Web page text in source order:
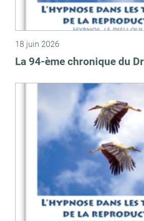
18 juin 2026
La 94-ème chronique du